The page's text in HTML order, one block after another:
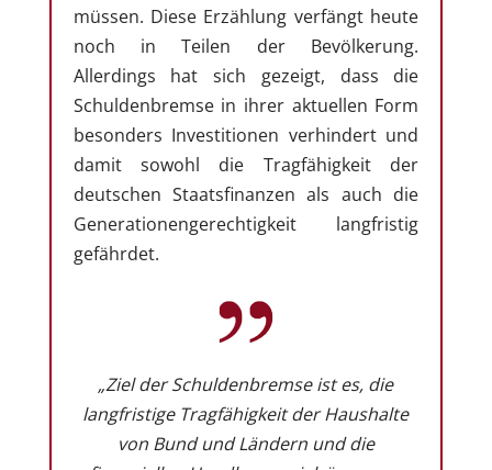
müssen. Diese Erzählung verfängt heute
noch in Teilen der Bevölkerung.
Allerdings hat sich gezeigt, dass die
Schuldenbremse in ihrer aktuellen Form
besonders Investitionen verhindert und
damit sowohl die Tragfähigkeit der
deutschen Staatsfinanzen als auch die
Generationengerechtigkeit langfristig
gefährdet.
„Ziel der Schuldenbremse ist es, die
langfristige Tragfähigkeit der Haushalte
von Bund und Ländern und die